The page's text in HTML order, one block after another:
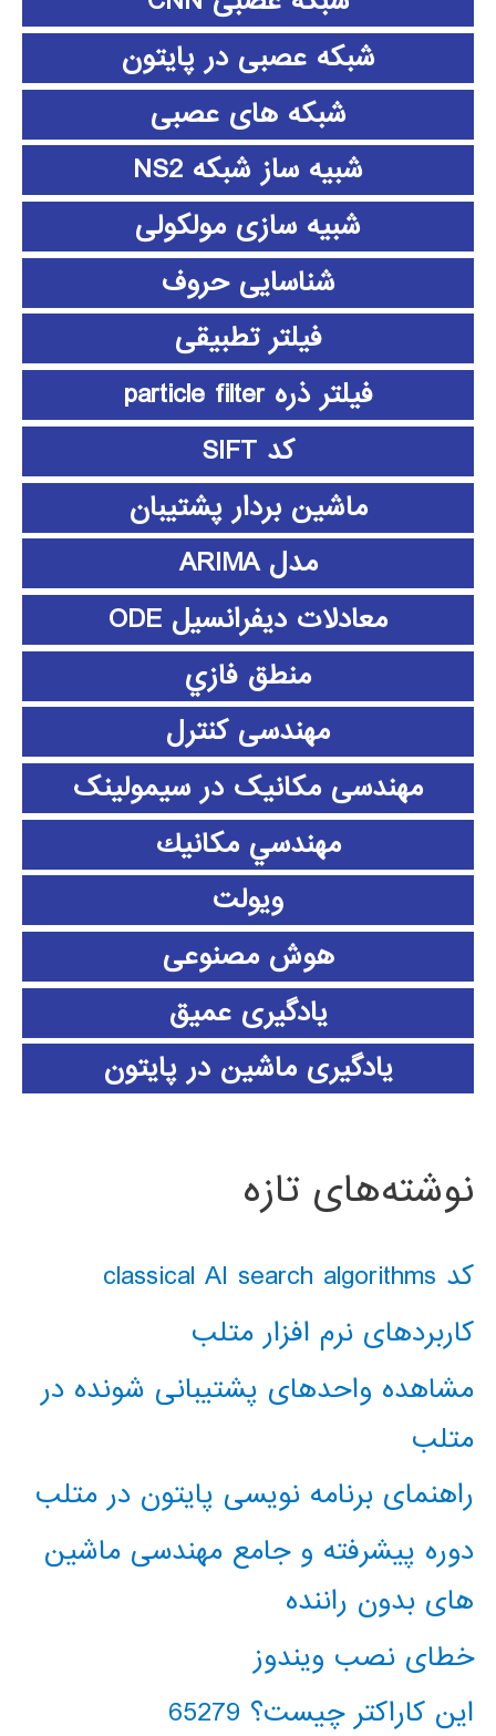
شبکه عصبی در پایتون
شبکه های عصبی
شبیه ساز شبکه NS2
شبیه سازی مولکولی
شناسایی حروف
فیلتر تطبیقی
فیلتر ذره particle filter
کد SIFT
ماشین بردار پشتیبان
مدل ARIMA
معادلات دیفرانسیل ODE
منطق فازي
مهندسی کنترل
مهندسی مکانیک در سیمولینک
مهندسي مكانيك
ویولت
هوش مصنوعی
یادگیری عمیق
یادگیری ماشین در پایتون
نوشته‌های تازه
کد classical AI search algorithms
کاربردهای نرم افزار متلب
مشاهده واحدهای پشتیبانی شونده در
متلب
راهنمای برنامه نویسی پایتون در متلب
دوره پیشرفته و جامع مهندسی ماشین
های بدون راننده
خطای نصب ویندوز
این کاراکتر چیست؟ 65279